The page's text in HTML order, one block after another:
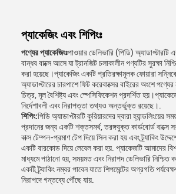
প্যাকেজিং এবং শিপিংঃ
পণ্যের প্যাকেজিংঃপাওয়ার ডেলিভারি (পিডি) অ্যাডাপ্টারটি
বান্ধব বাক্সে আসে যা ট্রানজিট চলাকালীন পণ্যটির সুরক্ষা
করা হয়েছে।প্যাকেজিং একটি প্রতিরক্ষামূলক ফোয়ারা
অ্যাডাপ্টারের চারপাশে ফিট করেবাক্সের বাইরের অংশে
চিত্র, মূল বৈশিষ্ট্য এবং স্পেসিফিকেশন প্রদর্শিত
নির্দেশাবলী এবং নিরাপত্তা তথ্যও অন্তর্ভুক্ত রয়েছে।.
শিপিং:পিডি অ্যাডাপ্টারটি কুরিয়ারদের দ্বারা হ্যান্ডলিংয়ের
প্রদানের জন্য একটি শক্তসমর্থ, তরঙ্গযুক্ত কার্ডবোর্ড বাক্সে
বাক্স টেম্পল-প্রমাণ টেপ দিয়ে সিল করা হয় এবং ট্র্যাকিং
একটি বারকোড দিয়ে লেবেল করা হয়. প্যাকেজটি আমাদের
মাধ্যমে পাঠানো হয়, সময়মত এবং নিরাপদ ডেলিভারি নিশ্চিত
একটি ট্র্যাকিং নম্বর পাবেন যাতে শিপমেন্টের অগ্রগতি
নিরাপদে গন্তব্যে পৌঁছে যায়.